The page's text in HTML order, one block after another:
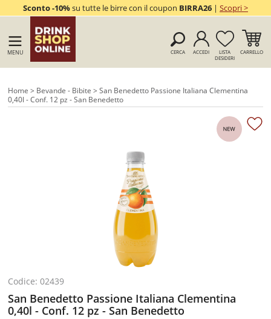
Sconto -10%su tutte le birre con il coupon BIRRA26| Scopri >
MENU CERCA ACCEDI
LISTA
DESIDERI
CARRELLO
Home > Bevande - Bibite > San Benedetto Passione Italiana Clementina
0,40l - Conf. 12 pz - San Benedetto
Codice: 02439
San Benedetto Passione Italiana Clementina
0,40l - Conf. 12 pz - San Benedetto